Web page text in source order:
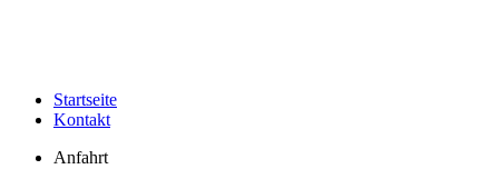
Startseite
Kontakt
Anfahrt